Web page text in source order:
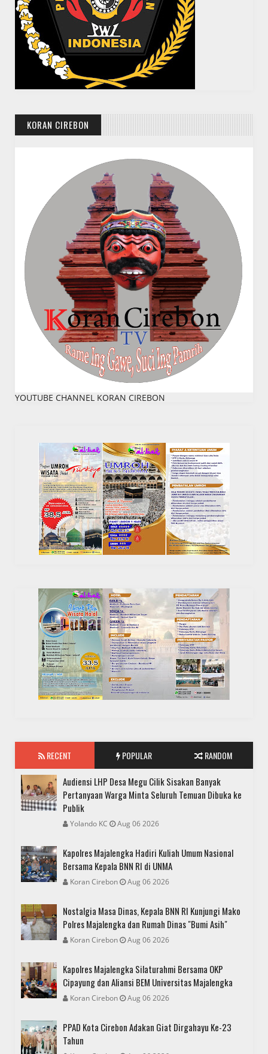
KORAN CIREBON
YOUTUBE CHANNEL KORAN CIREBON
RECENT POPULAR RANDOM
Audiensi LHP Desa Megu Cilik Sisakan Banyak
Pertanyaan Warga Minta Seluruh Temuan Dibuka ke
Publik
Yolando KC Aug 06 2026
Kapolres Majalengka Hadiri Kuliah Umum Nasional
Bersama Kepala BNN RI di UNMA
Koran Cirebon Aug 06 2026
Nostalgia Masa Dinas, Kepala BNN RI Kunjungi Mako
Polres Majalengka dan Rumah Dinas "Bumi Asih"
Koran Cirebon Aug 06 2026
Kapolres Majalengka Silaturahmi Bersama OKP
Cipayung dan Aliansi BEM Universitas Majalengka
Koran Cirebon Aug 06 2026
PPAD Kota Cirebon Adakan Giat Dirgahayu Ke-23
Tahun